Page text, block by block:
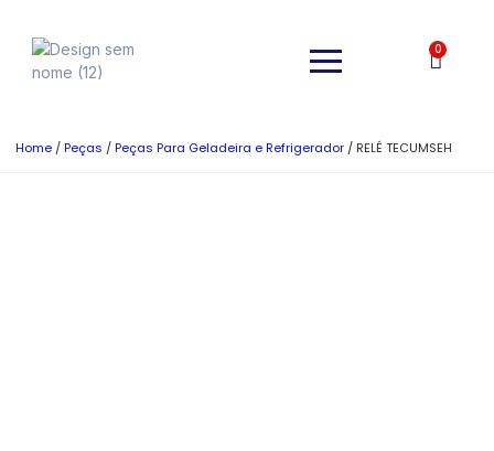
0
Home /Peças /Peças Para Geladeira e Refrigerador / RELÉ TECUMSEH